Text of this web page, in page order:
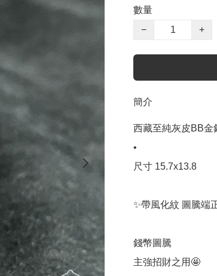
數量
−
+
簡介
西藏至純灰皮BB金
•
尺寸 15.7x13.8
✨帶風化紋 圖騰端
錢幣圖騰
主強招財之用🤩